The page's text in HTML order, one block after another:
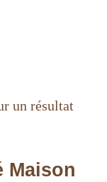
un résultat
Maison